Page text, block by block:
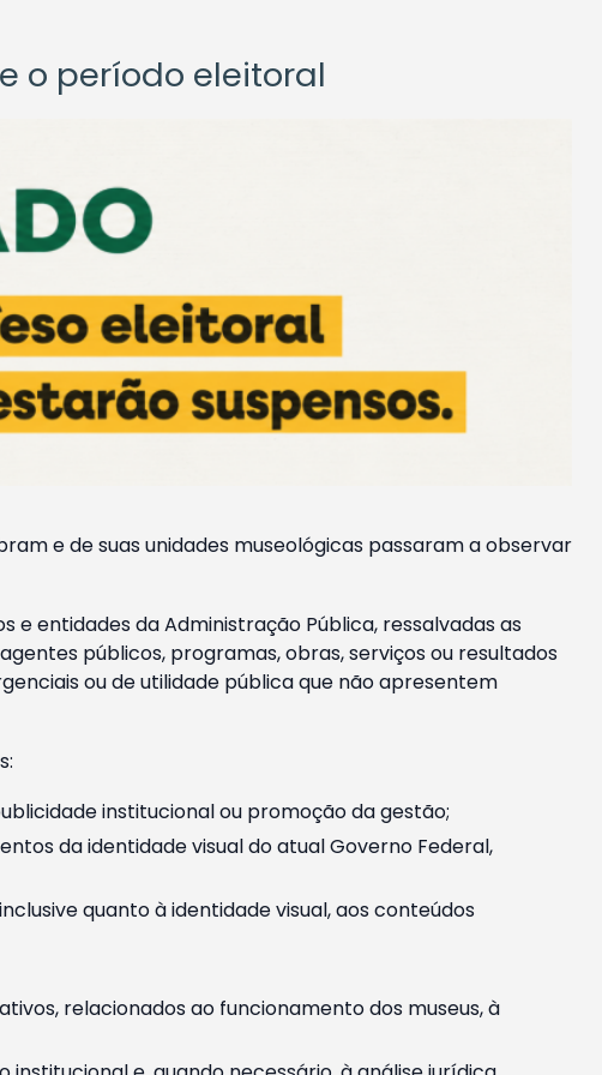
o período eleitoral
e de suas unidades museológicas passaram a observar
e entidades da Administração Pública, ressalvadas as
públicos, programas, obras, serviços ou resultados
ou de utilidade pública que não apresentem
institucional ou promoção da gestão;
da identidade visual do atual Governo Federal,
quanto à identidade visual, aos conteúdos
relacionados ao funcionamento dos museus, à